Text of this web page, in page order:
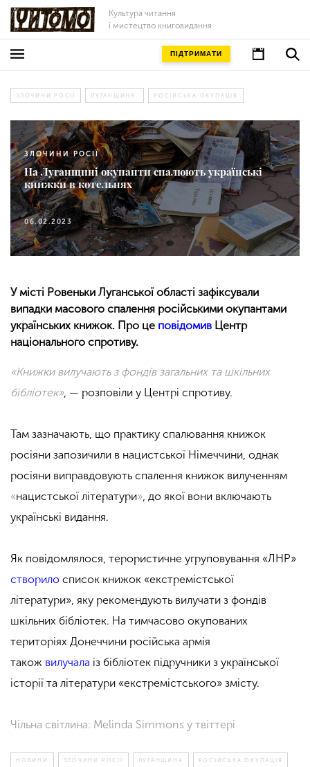
Культура читання
і мистецтво книговидання
ПІДТРИМАТИ
ЗЛОЧИНИ РОСІЇ ЛУГАНЩИНА РОСІЙСЬКА ОКУПАЦІЯ
ЗЛОЧИНИ РОСІЇ
На Луганщині окупанти спалюють українські
книжки в котельнях
06.02.2023
У місті Ровеньки Луганської області зафіксували
випадки масового спалення російськими окупантами
українських книжок. Про це повідомив Центр
національного спротиву.
«Книжки вилучають з фондів загальних та шкільних
бібліотек», — розповіли у Центрі спротиву.
Там зазначають, що практику спалювання книжок
росіяни запозичили в нацистської Німеччини, однак
росіяни виправдовують спалення книжок вилученням
«нацистської літератури», до якої вони включають
українські видання.
Як повідомлялося, терористичне угруповування «ЛНР»
створило список книжок «екстремістської
літератури», яку рекомендують вилучати з фондів
шкільних бібліотек. На тимчасово окупованих
територіях Донеччини російська армія
також вилучала із бібліотек підручники з української
історії та літератури «екстремістського» змісту.
Чільна світлина: Melinda Simmons у твіттері
НОВИНИ ЗЛОЧИНИ РОСІЇ ЛУГАНЩИНА РОСІЙСЬКА ОКУПАЦІЯ